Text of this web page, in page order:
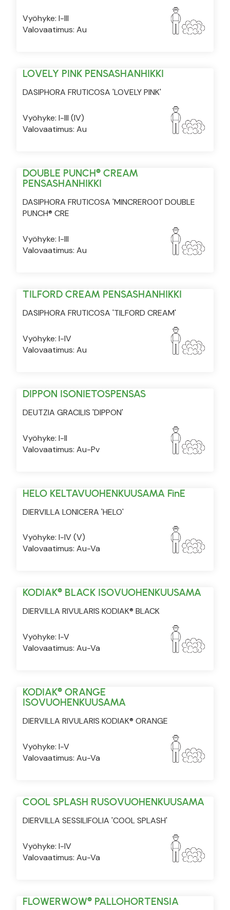
Vyöhyke: I-III
Valovaatimus: Au
LOVELY PINK PENSASHANHIKKI
DASIPHORA FRUTICOSA 'LOVELY PINK'
Vyöhyke: I-III (IV)
Valovaatimus: Au
DOUBLE PUNCH® CREAM
PENSASHANHIKKI
DASIPHORA FRUTICOSA 'MINCRERO01' DOUBLE
PUNCH® CRE
Vyöhyke: I-III
Valovaatimus: Au
TILFORD CREAM PENSASHANHIKKI
DASIPHORA FRUTICOSA 'TILFORD CREAM'
Vyöhyke: I-IV
Valovaatimus: Au
DIPPON ISONIETOSPENSAS
DEUTZIA GRACILIS 'DIPPON'
Vyöhyke: I-II
Valovaatimus: Au-Pv
HELO KELTAVUOHENKUUSAMA FinE
DIERVILLA LONICERA 'HELO'
Vyöhyke: I-IV (V)
Valovaatimus: Au-Va
KODIAK® BLACK ISOVUOHENKUUSAMA
DIERVILLA RIVULARIS KODIAK® BLACK
Vyöhyke: I-V
Valovaatimus: Au-Va
KODIAK® ORANGE
ISOVUOHENKUUSAMA
DIERVILLA RIVULARIS KODIAK® ORANGE
Vyöhyke: I-V
Valovaatimus: Au-Va
COOL SPLASH RUSOVUOHENKUUSAMA
DIERVILLA SESSILIFOLIA 'COOL SPLASH'
Vyöhyke: I-IV
Valovaatimus: Au-Va
FLOWERWOW® PALLOHORTENSIA